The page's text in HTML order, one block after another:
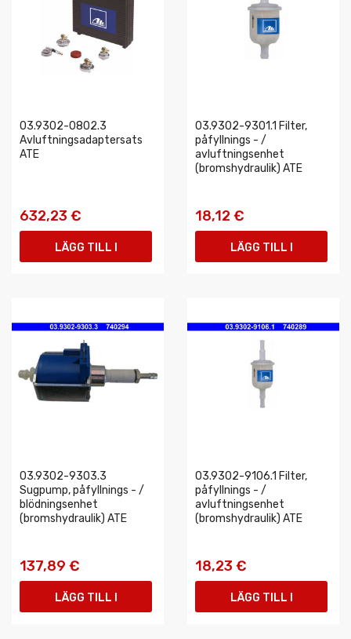
03.9302-0802.3
Avluftningsadaptersats
ATE
632,23 €
LÄGG TILL I
03.9302-9301.1 Filter,
påfyllnings - /
avluftningsenhet
(bromshydraulik) ATE
18,12 €
LÄGG TILL I
03.9302-9303.3
Sugpump, påfyllnings - /
blödningsenhet
(bromshydraulik) ATE
137,89 €
LÄGG TILL I
03.9302-9106.1 Filter,
påfyllnings - /
avluftningsenhet
(bromshydraulik) ATE
18,23 €
LÄGG TILL I